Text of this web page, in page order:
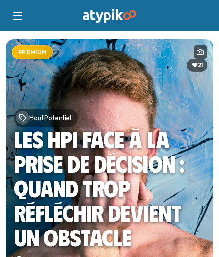
PREMIUM
21
Haut Potentiel
Les HPI face à la
prise de décision :
quand trop
réfléchir devient
un obstacle